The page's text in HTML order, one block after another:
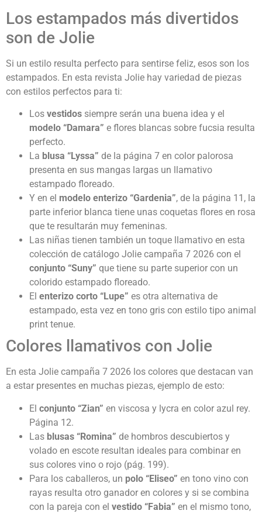
Los estampados más divertidos
son de Jolie
Si un estilo resulta perfecto para sentirse feliz, esos son los
estampados. En esta revista Jolie hay variedad de piezas
con estilos perfectos para ti:
Los vestidos siempre serán una buena idea y el
modelo “Damara” e flores blancas sobre fucsia resulta
perfecto.
La blusa “Lyssa” de la página 7 en color palorosa
presenta en sus mangas largas un llamativo
estampado floreado.
Y en el modelo enterizo “Gardenia”, de la página 11, la
parte inferior blanca tiene unas coquetas flores en rosa
que te resultarán muy femeninas.
Las niñas tienen también un toque llamativo en esta
colección de catálogo Jolie campaña 7 2026 con el
conjunto “Suny” que tiene su parte superior con un
colorido estampado floreado.
El enterizo corto “Lupe” es otra alternativa de
estampado, esta vez en tono gris con estilo tipo animal
print tenue.
Colores llamativos con Jolie
En esta Jolie campaña 7 2026 los colores que destacan van
a estar presentes en muchas piezas, ejemplo de esto:
El conjunto “Zian” en viscosa y lycra en color azul rey.
Página 12.
Las blusas “Romina” de hombros descubiertos y
volado en escote resultan ideales para combinar en
sus colores vino o rojo (pág. 199).
Para los caballeros, un polo “Eliseo” en tono vino con
rayas resulta otro ganador en colores y si se combina
con la pareja con el vestido “Fabia” en el mismo tono,